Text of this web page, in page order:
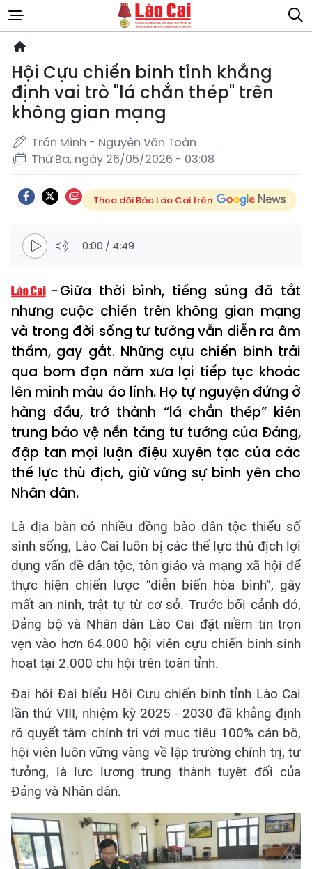
Hội Cựu chiến binh tỉnh khẳng
định vai trò "lá chắn thép" trên
không gian mạng
Trần Minh - Nguyễn Văn Toàn
Thứ Ba, ngày 26/05/2026 - 03:08
Theo dõi Báo Lào Cai trên
0:00 / 4:49
Giữa thời bình, tiếng súng đã tắt
nhưng cuộc chiến trên không gian mạng
và trong đời sống tư tưởng vẫn diễn ra âm
thầm, gay gắt. Những cựu chiến binh trải
qua bom đạn năm xưa lại tiếp tục khoác
lên mình màu áo lính. Họ tự nguyện đứng ở
hàng đầu, trở thành “lá chắn thép” kiên
trung bảo vệ nền tảng tư tưởng của Đảng,
đập tan mọi luận điệu xuyên tạc của các
thế lực thù địch, giữ vững sự bình yên cho
Nhân dân.
Là địa bàn có nhiều đồng bào dân tộc thiểu số
sinh sống, Lào Cai luôn bị các thế lực thù địch lợi
dụng vấn đề dân tộc, tôn giáo và mạng xã hội để
thực hiện chiến lược “diễn biến hòa bình”, gây
mất an ninh, trật tự từ cơ sở. Trước bối cảnh đó,
Đảng bộ và Nhân dân Lào Cai đặt niềm tin trọn
vẹn vào hơn 64.000 hội viên cựu chiến binh sinh
hoạt tại 2.000 chi hội trên toàn tỉnh.
Đại hội Đại biểu Hội Cựu chiến binh tỉnh Lào Cai
lần thứ VIII, nhiệm kỳ 2025 - 2030 đã khẳng định
rõ quyết tâm chính trị với mục tiêu 100% cán bộ,
hội viên luôn vững vàng về lập trường chính trị, tư
tưởng, là lực lượng trung thành tuyệt đối của
Đảng và Nhân dân.